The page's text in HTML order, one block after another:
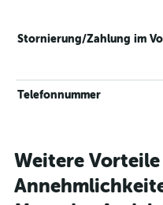
Stornierung/Zahlung im
Telefonnummer
Weitere